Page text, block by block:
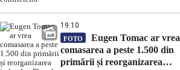
19:10
FOTO
Eugen Tomac ar vrea
comasarea a peste 1.500 din
primării și reorganizarea